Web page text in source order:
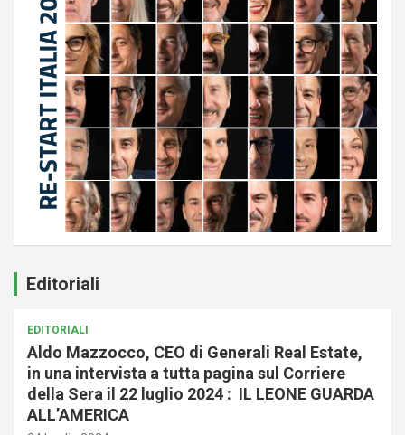
Editoriali
EDITORIALI
Aldo Mazzocco, CEO di Generali Real Estate,
in una intervista a tutta pagina sul Corriere
della Sera il 22 luglio 2024 : IL LEONE GUARDA
ALL’AMERICA